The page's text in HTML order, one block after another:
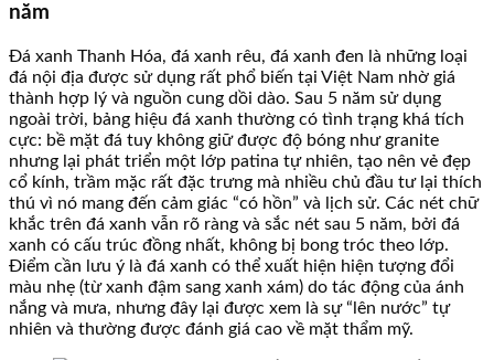
năm
Đá xanh Thanh Hóa, đá xanh rêu, đá xanh đen là những loại
đá nội địa được sử dụng rất phổ biến tại Việt Nam nhờ giá
thành hợp lý và nguồn cung dồi dào. Sau 5 năm sử dụng
ngoài trời, bảng hiệu đá xanh thường có tình trạng khá tích
cực: bề mặt đá tuy không giữ được độ bóng như granite
nhưng lại phát triển một lớp patina tự nhiên, tạo nên vẻ đẹp
cổ kính, trầm mặc rất đặc trưng mà nhiều chủ đầu tư lại thích
thú vì nó mang đến cảm giác “có hồn” và lịch sử. Các nét chữ
khắc trên đá xanh vẫn rõ ràng và sắc nét sau 5 năm, bởi đá
xanh có cấu trúc đồng nhất, không bị bong tróc theo lớp.
Điểm cần lưu ý là đá xanh có thể xuất hiện hiện tượng đổi
màu nhẹ (từ xanh đậm sang xanh xám) do tác động của ánh
nắng và mưa, nhưng đây lại được xem là sự “lên nước” tự
nhiên và thường được đánh giá cao về mặt thẩm mỹ.